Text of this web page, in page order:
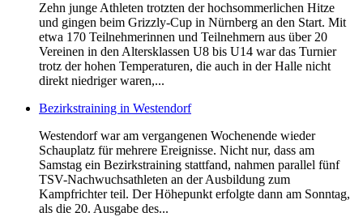
Zehn junge Athleten trotzten der hochsommerlichen Hitze
und gingen beim Grizzly-Cup in Nürnberg an den Start. Mit
etwa 170 Teilnehmerinnen und Teilnehmern aus über 20
Vereinen in den Altersklassen U8 bis U14 war das Turnier
trotz der hohen Temperaturen, die auch in der Halle nicht
direkt niedriger waren,...
Bezirkstraining in Westendorf
Westendorf war am vergangenen Wochenende wieder
Schauplatz für mehrere Ereignisse. Nicht nur, dass am
Samstag ein Bezirkstraining stattfand, nahmen parallel fünf
TSV-Nachwuchsathleten an der Ausbildung zum
Kampfrichter teil. Der Höhepunkt erfolgte dann am Sonntag,
als die 20. Ausgabe des...